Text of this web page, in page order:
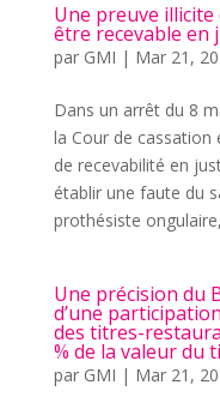
Une preuve
être recevable en
par GMI | Mar 21,
Dans un arrêt du 8
la Cour de cassation
de recevabilité en
établir une faute du
prothésiste
Une précision du
d’une
des titres-
% de la valeur du
par GMI | Mar 21,